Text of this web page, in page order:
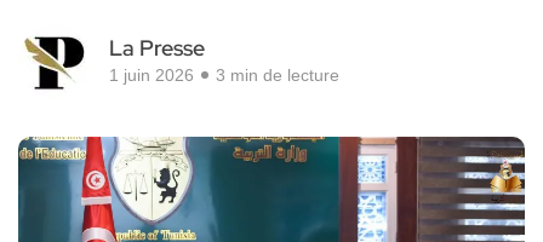
La Presse
1 juin 2026 3 min de lecture